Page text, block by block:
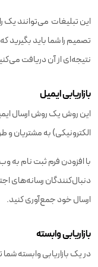
این تبلیغات می‌توانند یک
تصمیم را شما باید بگیرید
نتیجه‌ای از آن دریافت
بازاریابی ایمیل
این روش یک روش ارسال
الکترونیکی) به مشتریان و
با افزودن فرم ثبت نام به
دنبال‌کنندگان رسانه‌های
ارسال خود جمع‌آوری کنید.
بازاریابی وابسته
در یک بازاریابی وابسته